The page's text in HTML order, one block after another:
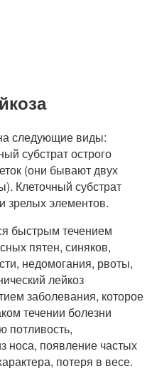
следующие виды:
субстрат острого
(они бывают двух
Клеточный субстрат
зрелых элементов.
быстрым течением
пятен, синяков,
недомогания, рвоты,
лейкоз
заболевания, которое
течении болезни
носа, появление частых
потеря в весе.